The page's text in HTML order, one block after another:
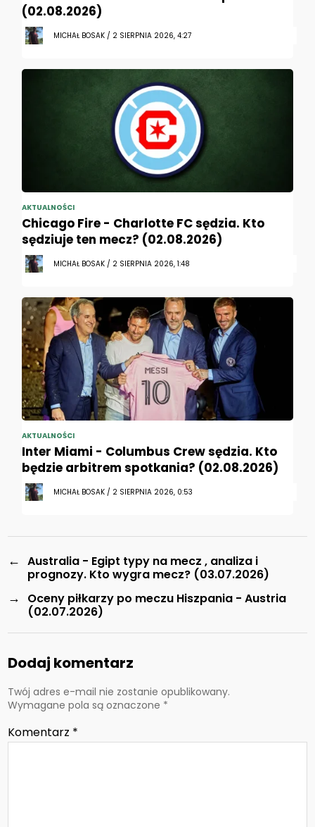
(02.08.2026)
MICHAŁ BOSAK / 2 SIERPNIA 2026, 4:27
AKTUALNOŚCI
Chicago Fire - Charlotte FC sędzia. Kto
sędziuje ten mecz? (02.08.2026)
MICHAŁ BOSAK / 2 SIERPNIA 2026, 1:48
AKTUALNOŚCI
Inter Miami - Columbus Crew sędzia. Kto
będzie arbitrem spotkania? (02.08.2026)
MICHAŁ BOSAK / 2 SIERPNIA 2026, 0:53
← Australia - Egipt typy na mecz , analiza i
prognozy. Kto wygra mecz? (03.07.2026)
→
Oceny piłkarzy po meczu Hiszpania - Austria
(02.07.2026)
Dodaj komentarz
Twój adres e-mail nie zostanie opublikowany.
Wymagane pola są oznaczone *
Komentarz *